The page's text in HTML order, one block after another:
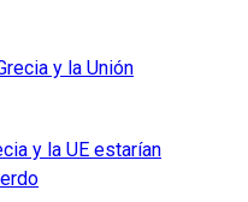
y la Unión
y la UE estarían